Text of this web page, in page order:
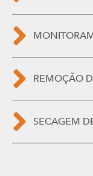
REMOÇÃO
SECAGEM